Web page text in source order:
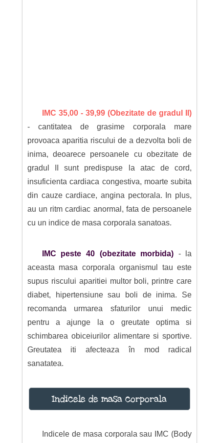
IMC 35,00 - 39,99 (Obezitate de gradul II)
- cantitatea de grasime corporala mare
provoaca aparitia riscului de a dezvolta boli de
inima, deoarece persoanele cu obezitate de
gradul II sunt predispuse la atac de cord,
insuficienta cardiaca congestiva, moarte subita
din cauze cardiace, angina pectorala. In plus,
au un ritm cardiac anormal, fata de persoanele
cu un indice de masa corporala sanatoas.
IMC peste 40 (obezitate morbida) - la
aceasta masa corporala organismul tau este
supus riscului aparitiei multor boli, printre care
diabet, hipertensiune sau boli de inima. Se
recomanda urmarea sfaturilor unui medic
pentru a ajunge la o greutate optima si
schimbarea obiceiurilor alimentare si sportive.
Greutatea iti afecteaza în mod radical
sanatatea.
Indicele de masa corporala
Indicele de masa corporala sau IMC (Body